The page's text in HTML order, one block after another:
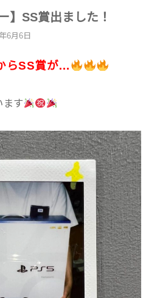
】SS賞出ました！
6月6日
らSS賞が…
ます